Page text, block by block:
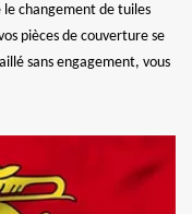
le changement de tuiles
pièces de couverture se
sans engagement, vous